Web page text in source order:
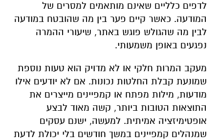
לדפים כלליים שאינם מותאמים למסרים של
המודעה. כאשר קיים פער בין מה שהובטח במודעה
לבין מה שהגולש פוגש באתר, שיעורי ההמרה
נפגעים באופן משמעותי.
מעקב המרות חלקי או לא מדויק הוא טעות נוספת
שמונעת קבלת החלטות נכונות. אם לא יודעים אילו
מודעות, מילות מפתח או קמפיינים מייצרים את
התוצאות הטובות ביותר, קשה מאוד לבצע
אופטימיזציה אמיתית. למעשה, ישנם עסקים
שמנהלים קמפיינים במשך חודשים בלי יכולת לדעת